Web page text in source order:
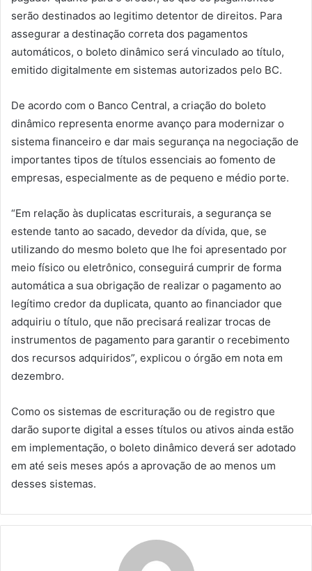
serão destinados ao legitimo detentor de direitos. Para
assegurar a destinação correta dos pagamentos
automáticos, o boleto dinâmico será vinculado ao título,
emitido digitalmente em sistemas autorizados pelo BC.
De acordo com o Banco Central, a criação do boleto
dinâmico representa enorme avanço para modernizar o
sistema financeiro e dar mais segurança na negociação de
importantes tipos de títulos essenciais ao fomento de
empresas, especialmente as de pequeno e médio porte.
“Em relação às duplicatas escriturais, a segurança se
estende tanto ao sacado, devedor da dívida, que, se
utilizando do mesmo boleto que lhe foi apresentado por
meio físico ou eletrônico, conseguirá cumprir de forma
automática a sua obrigação de realizar o pagamento ao
legítimo credor da duplicata, quanto ao financiador que
adquiriu o título, que não precisará realizar trocas de
instrumentos de pagamento para garantir o recebimento
dos recursos adquiridos”, explicou o órgão em nota em
dezembro.
Como os sistemas de escrituração ou de registro que
darão suporte digital a esses títulos ou ativos ainda estão
em implementação, o boleto dinâmico deverá ser adotado
em até seis meses após a aprovação de ao menos um
desses sistemas.